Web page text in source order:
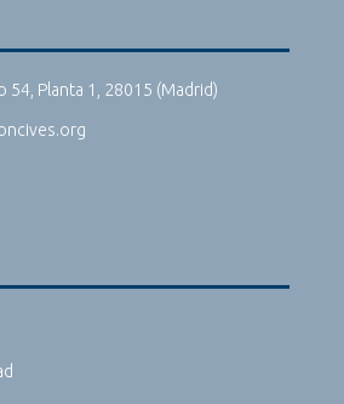
54, Planta 1, 28015 (Madrid)